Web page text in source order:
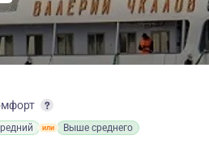
Выше среднего